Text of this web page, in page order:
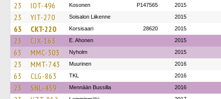
23 IOT-496 Kosonen P147565 2015
23 YIT-270 Soisalon Liikenne 2015
63 CKT-220 Korsisaari 28620 2015
23 CJX-163 E. Ahonen 2015
63 MMC-303 Nyholm 2015
23 MMT-743 Muurinen 2016
63 CLG-863 TKL 2016
23 SNL-459 Mennään Bussilla 2016